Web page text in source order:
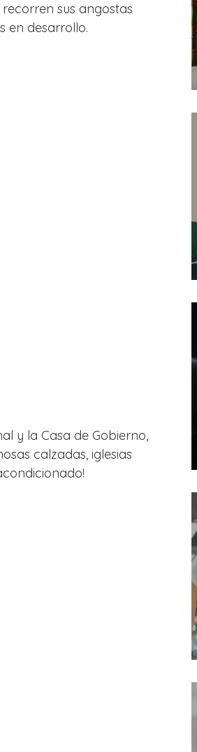
sus angostas
en desarrollo.
y la Casa de Gobierno,
calzadas, iglesias